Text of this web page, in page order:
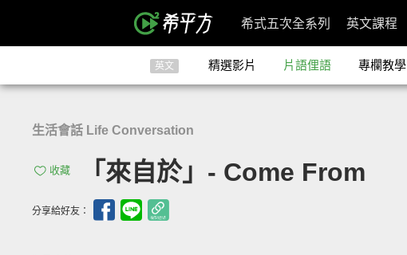
希式五次全系列 英文課程
英文 精選影片 片語俚語 專欄教學
生活會話 Life Conversation
收藏 「來自於」- Come From
分享給好友：